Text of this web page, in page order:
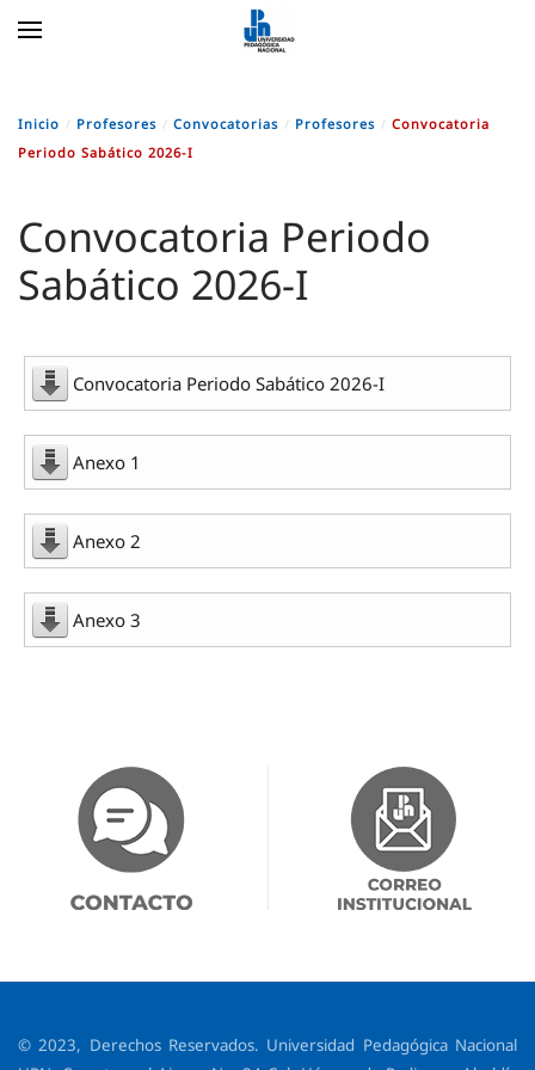
Inicio Profesores Convocatorias Profesores
Convocatoria
Periodo Sabático 2026-I
Convocatoria Periodo
Sabático 2026-I
Convocatoria Periodo Sabático 2026-I
Anexo 1
Anexo 2
Anexo 3
© 2023, Derechos Reservados. Universidad Pedagógica Nacional